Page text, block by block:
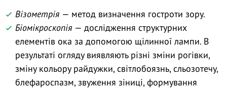
Візометрія — метод визначення гостроти зору.
Біомікроскопія — дослідження структурних
елементів ока за допомогою щілинної лампи. В
результаті огляду виявляють різні зміни рогівки,
зміну кольору райдужки, світлобоязнь, сльозотечу,
блефароспазм, звуження зіниці, формування